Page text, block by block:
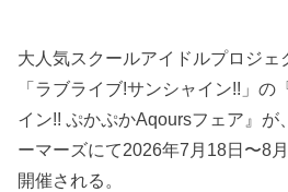
大人気スクールアイドルプロジェ
「ラブライブ!サンシャイン!!」の
イン!! ぷかぷかAqoursフェア』
ーマーズにて2026年7月18日〜8
開催される。